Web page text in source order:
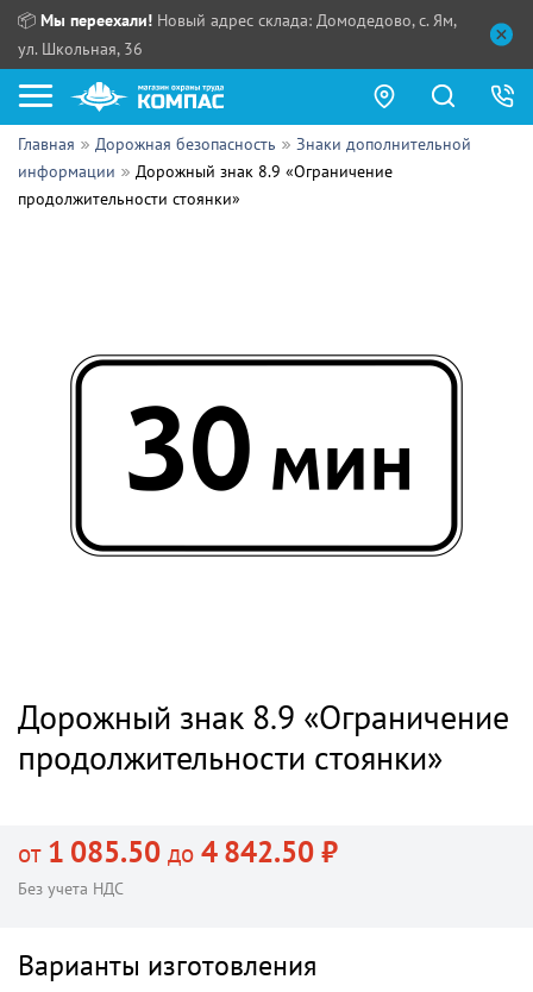
📦 Мы переехали! Новый адрес склада: Домодедово, с. Ям,
ул. Школьная, 36
Как купить?
Прайс-листы
Поставщикам
Выдача продукции:
Главная Дорожная безопасность
Знаки дополнительной
информации
Дорожный знак 8.9 «Ограничение
продолжительности стоянки»
Дорожный знак 8.9 «Ограничение
продолжительности стоянки»
от1 085.50 до 4 842.50 ₽
Без учета НДС
Варианты изготовления